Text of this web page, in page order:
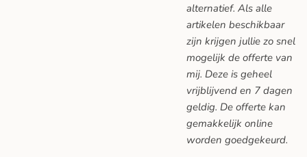
alternatief. Als alle
artikelen beschikbaar
zijn krijgen jullie zo snel
mogelijk de offerte van
mij. Deze is geheel
vrijblijvend en 7 dagen
geldig. De offerte kan
gemakkelijk online
worden goedgekeurd.